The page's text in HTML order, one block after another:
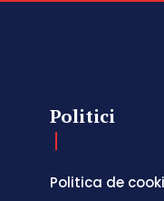
Politici
Politica de